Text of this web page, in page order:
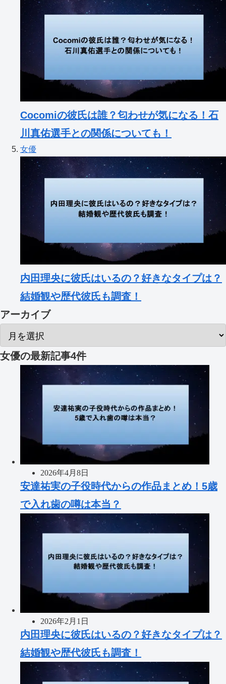
Cocomiの彼氏は誰？匂わせが気になる！石
川真佑選手との関係についても！
女優
内田理央に彼氏はいるの？好きなタイプは？
結婚観や歴代彼氏も調査！
アーカイブ
女優の最新記事4件
2026年4月8日
安達祐実の子役時代からの作品まとめ！5歳
で入れ歯の噂は本当？
2026年2月1日
内田理央に彼氏はいるの？好きなタイプは？
結婚観や歴代彼氏も調査！